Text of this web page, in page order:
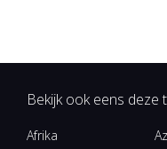
Bekijk ook eens deze
Afrika